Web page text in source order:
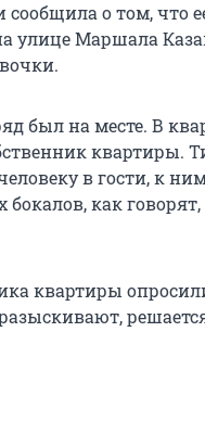
о том, что
улице Маршала
был на месте. В
квартиры.
в гости, к
бокалов, как
квартиры